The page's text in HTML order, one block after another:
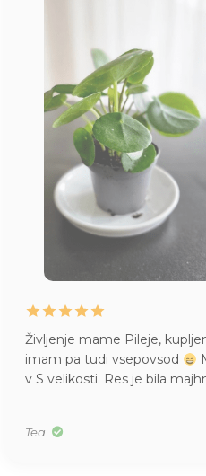
Življenje mame Pileje,
imam pa tudi vsepovsod
v S velikosti. Res je bila
Tea